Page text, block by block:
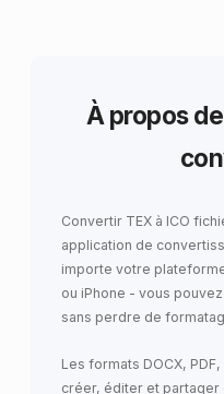
À propos
Convertir TEX à ICO
application de
importe votre
ou iPhone - vous
sans perdre de
Les formats DOCX,
créer, éditer et partager